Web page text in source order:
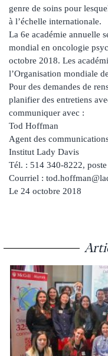
genre de soins pour
à l’échelle internationale.
La 6e académie annuelle
mondial en oncologie
octobre 2018. Les
l’Organisation mondiale
Pour des demandes de
planifier des entretiens
communiquer avec :
Tod Hoffman
Agent des
Institut Lady Davis
Tél. : 514 340-8222, poste
Courriel :
Le 24 octobre 2018